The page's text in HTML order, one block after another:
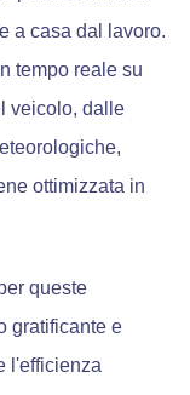
a casa dal lavoro.
tempo reale su
veicolo, dalle
ottimizzata in
queste
gratificante e
l'efficienza